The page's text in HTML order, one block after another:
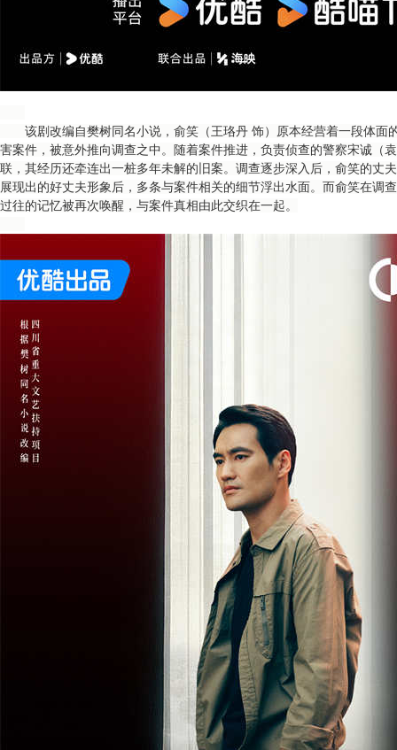
该剧改编自樊树同名小说，俞笑（王珞丹 饰）原本经营着一段体面
害案件，被意外推向调查之中。随着案件推进，负责侦查的警察宋诚（
联，其经历还牵连出一桩多年未解的旧案。调查逐步深入后，俞笑的丈
展现出的好丈夫形象后，多条与案件相关的细节浮出水面。而俞笑在调
过往的记忆被再次唤醒，与案件真相由此交织在一起。